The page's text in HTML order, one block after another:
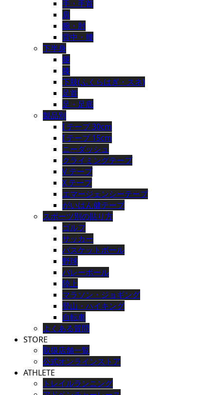
手・手首
肩
腕・肘
背中・腰
下半身
腿
膝
下肢(ふくらはぎ・スネ)
足首
足・足底
製品別
I テープ 30cm
I テープ 15cm
ニーダッシュ
クライミングテープ
V テープ
X テープ
エマージェンシーテープ
がいはん健テープ
スポーツ別の貼り方
ゴルフ
サッカー
バスケットボール
野球
バレーボール
陸上
マラソン・ジョギング
登山・ハイキング
自転車
よくある質問
STORE
取扱店舗一覧
公式オンラインストア
ATHLETE
トレイルランニング